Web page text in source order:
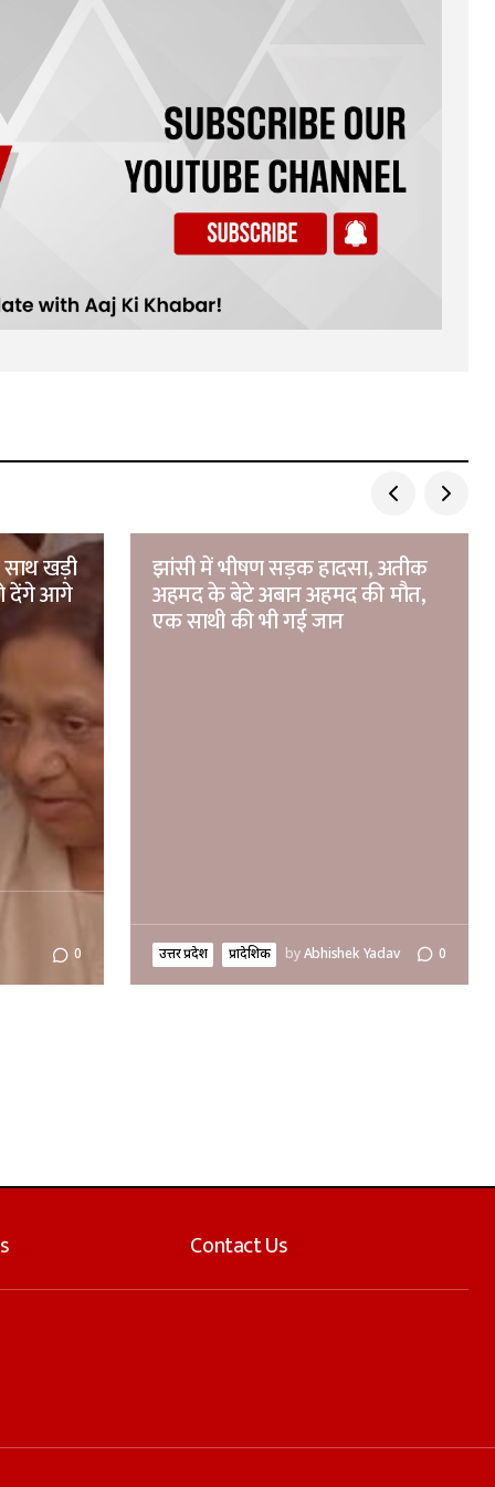
खड़ी
देंगे आगे
0
झांसी में भीषण सड़क हादसा, अतीक
अहमद के बेटे अबान अहमद की मौत,
एक साथी की भी गई जान
उत्तर प्रदेश प्रादेशिक byAbhishek Yadav 0
Contact Us